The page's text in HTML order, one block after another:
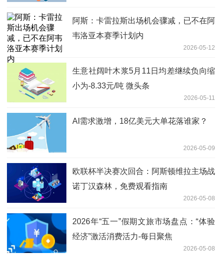
阿斯：卡雷拉斯出场机会骤减，已不在阿
韦洛亚本赛季计划内
2026-05-12
生意社阔叶木浆5月11日均差继续负向缩
小为-8.33元/吨 微头条
2026-05-11
AI需求激增，18亿美元大单花落谁家？
2026-05-09
欧联杯半决赛次回合：阿斯顿维拉主场战
诺丁汉森林，免费观看指南
2026-05-08
2026年“五一”假期文旅市场盘点：“体验
经济”激活消费活力-每日聚焦
2026-05-08